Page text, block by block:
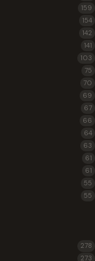
159
154
142
141
103
75
70
69
67
66
64
63
61
61
55
55
278
273